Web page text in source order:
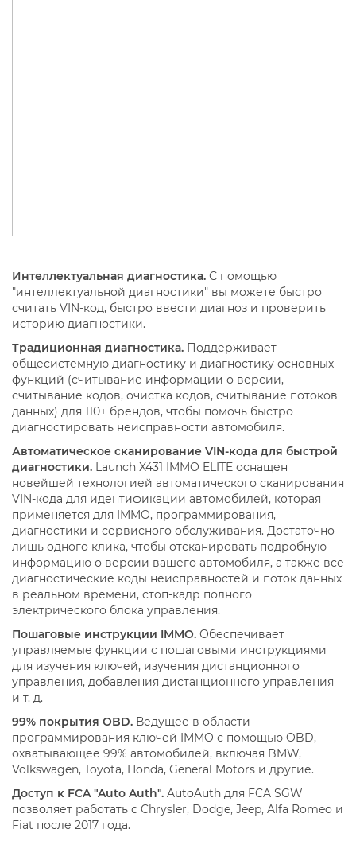
Интеллектуальная диагностика. С помощью
"интеллектуальной диагностики" вы можете быстро
считать VIN-код, быстро ввести диагноз и проверить
историю диагностики.
Традиционная диагностика. Поддерживает
общесистемную диагностику и диагностику основных
функций (считывание информации о версии,
считывание кодов, очистка кодов, считывание потоков
данных) для 110+ брендов, чтобы помочь быстро
диагностировать неисправности автомобиля.
Автоматическое сканирование VIN-кода для быстрой
диагностики. Launch X431 IMMO ELITE оснащен
новейшей технологией автоматического сканирования
VIN-кода для идентификации автомобилей, которая
применяется для IMMO, программирования,
диагностики и сервисного обслуживания. Достаточно
лишь одного клика, чтобы отсканировать подробную
информацию о версии вашего автомобиля, а также все
диагностические коды неисправностей и поток данных
в реальном времени, стоп-кадр полного
электрического блока управления.
Пошаговые инструкции IMMO. Обеспечивает
управляемые функции с пошаговыми инструкциями
для изучения ключей, изучения дистанционного
управления, добавления дистанционного управления
и т. д.
99% покрытия OBD. Ведущее в области
программирования ключей IMMO с помощью OBD,
охватывающее 99% автомобилей, включая BMW,
Volkswagen, Toyota, Honda, General Motors и другие.
Доступ к FCA "Auto Auth". AutoAuth для FCA SGW
позволяет работать с Chrysler, Dodge, Jeep, Alfa Romeo и
Fiat после 2017 года.